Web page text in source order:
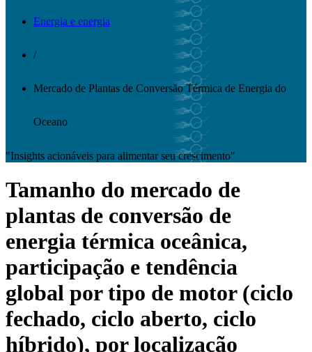
Energia e energia
/
Mercado de Plantas de Conversão Térmica de Energia do
Oceano
"Insights acionáveis ​​para alimentar seu crescimento"
Tamanho do mercado de
plantas de conversão de
energia térmica oceânica,
participação e tendência
global por tipo de motor (ciclo
fechado, ciclo aberto, ciclo
híbrido), por localização